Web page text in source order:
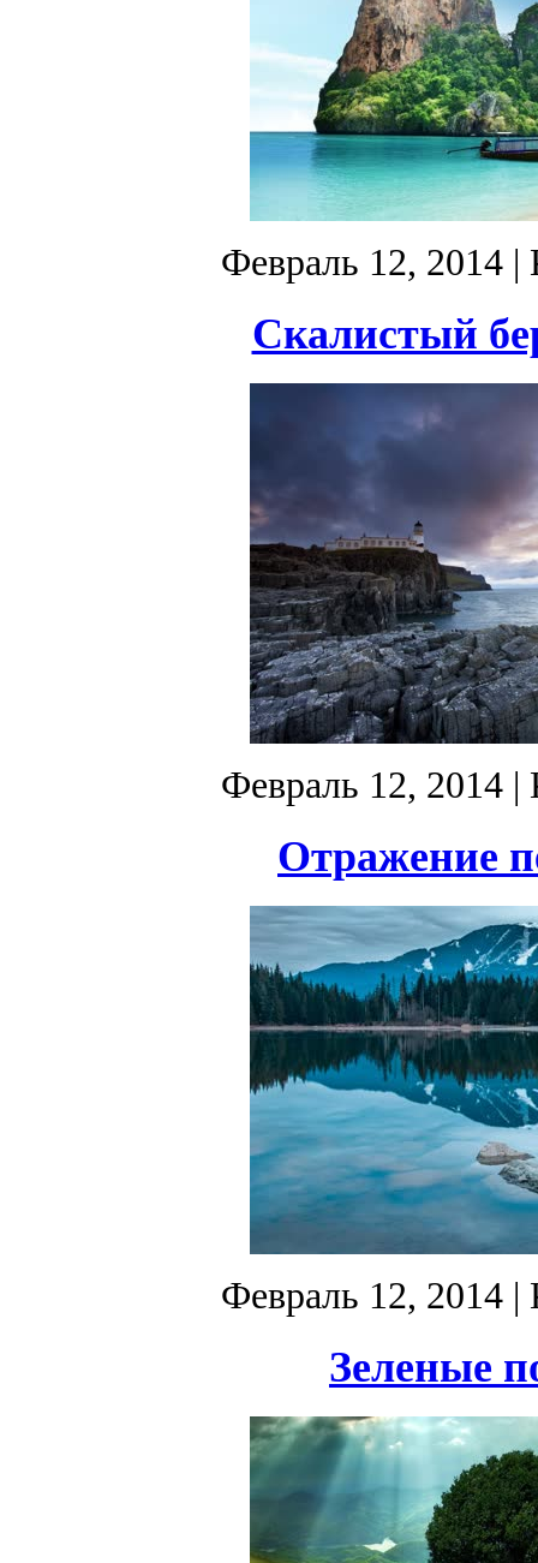
Февраль 12, 2014|
Скалистый
Февраль 12, 2014|
Отражение
Февраль 12, 2014|
Зеленые